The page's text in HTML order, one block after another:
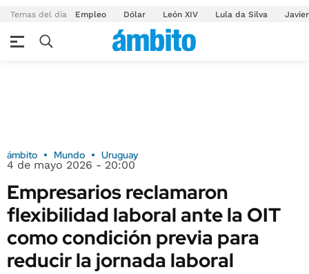
Temas del día Empleo Dólar León XIV Lula da Silva
ámbito Mundo Uruguay
4 de mayo 2026 - 20:00
Empresarios reclamaron
flexibilidad laboral ante la OIT
como condición previa para
reducir la jornada laboral